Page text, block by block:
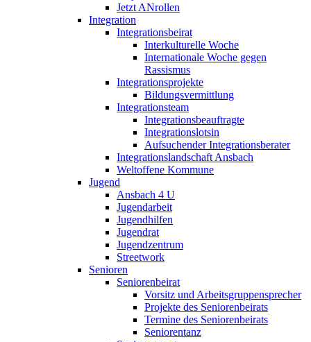
Jetzt ANrollen
Integration
Integrationsbeirat
Interkulturelle Woche
Internationale Woche gegen
Rassismus
Integrationsprojekte
Bildungsvermittlung
Integrationsteam
Integrationsbeauftragte
Integrationslotsin
Aufsuchender Integrationsberater
Integrationslandschaft Ansbach
Weltoffene Kommune
Jugend
Ansbach 4 U
Jugendarbeit
Jugendhilfen
Jugendrat
Jugendzentrum
Streetwork
Senioren
Seniorenbeirat
Vorsitz und Arbeitsgruppensprecher
Projekte des Seniorenbeirats
Termine des Seniorenbeirats
Seniorentanz